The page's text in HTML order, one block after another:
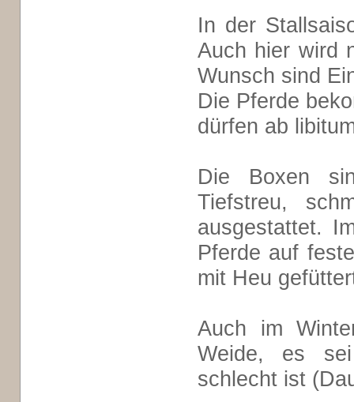
In der
Auch hier wird
Wunsch sind
Die Pferde
dürfen ab
Die Boxen
Tiefstreu,
ausgestattet.
Pferde auf
mit Heu
Auch im
Weide, es
schlecht ist